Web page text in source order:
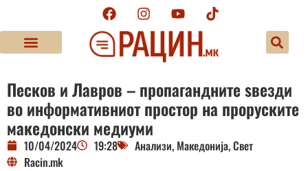
Песков и Лавров – пропагандните ѕвезди
во информативниот простор на проруските
македонски медиуми
10/04/2024 19:28 Анализи, Македонија,Свет
Racin.mk